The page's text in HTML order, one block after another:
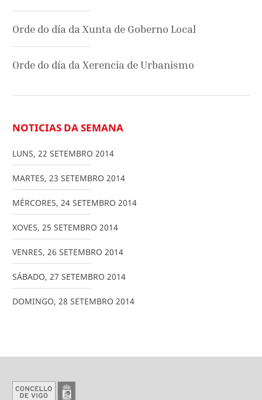
Orde do día da Xunta de Goberno Local
Orde do día da Xerencia de Urbanismo
NOTICIAS DA SEMANA
LUNS, 22 SETEMBRO 2014
MARTES, 23 SETEMBRO 2014
MÉRCORES, 24 SETEMBRO 2014
XOVES, 25 SETEMBRO 2014
VENRES, 26 SETEMBRO 2014
SÁBADO, 27 SETEMBRO 2014
DOMINGO, 28 SETEMBRO 2014